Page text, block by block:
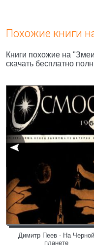
Похожие книги
Книги похожие на
скачать бесплатно
Димитр Пеев - На Черной
планете